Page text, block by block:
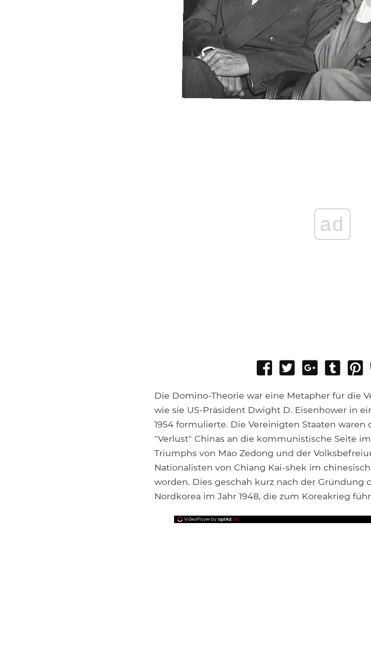
ad
Share
Facebook
Tweet
Share
Google+
Post
Die Domino-Theorie war eine Metapher für die
wie sie US-Präsident Dwight D. Eisenhower in
1954 formulierte. Die Vereinigten Staaten
"Verlust" Chinas an die kommunistische Seite
Triumphs von Mao Zedong und der
Nationalisten von Chiang Kai-shek im
worden. Dies geschah kurz nach der Gründung
Nordkorea im Jahr 1948, die zum Koreakrieg